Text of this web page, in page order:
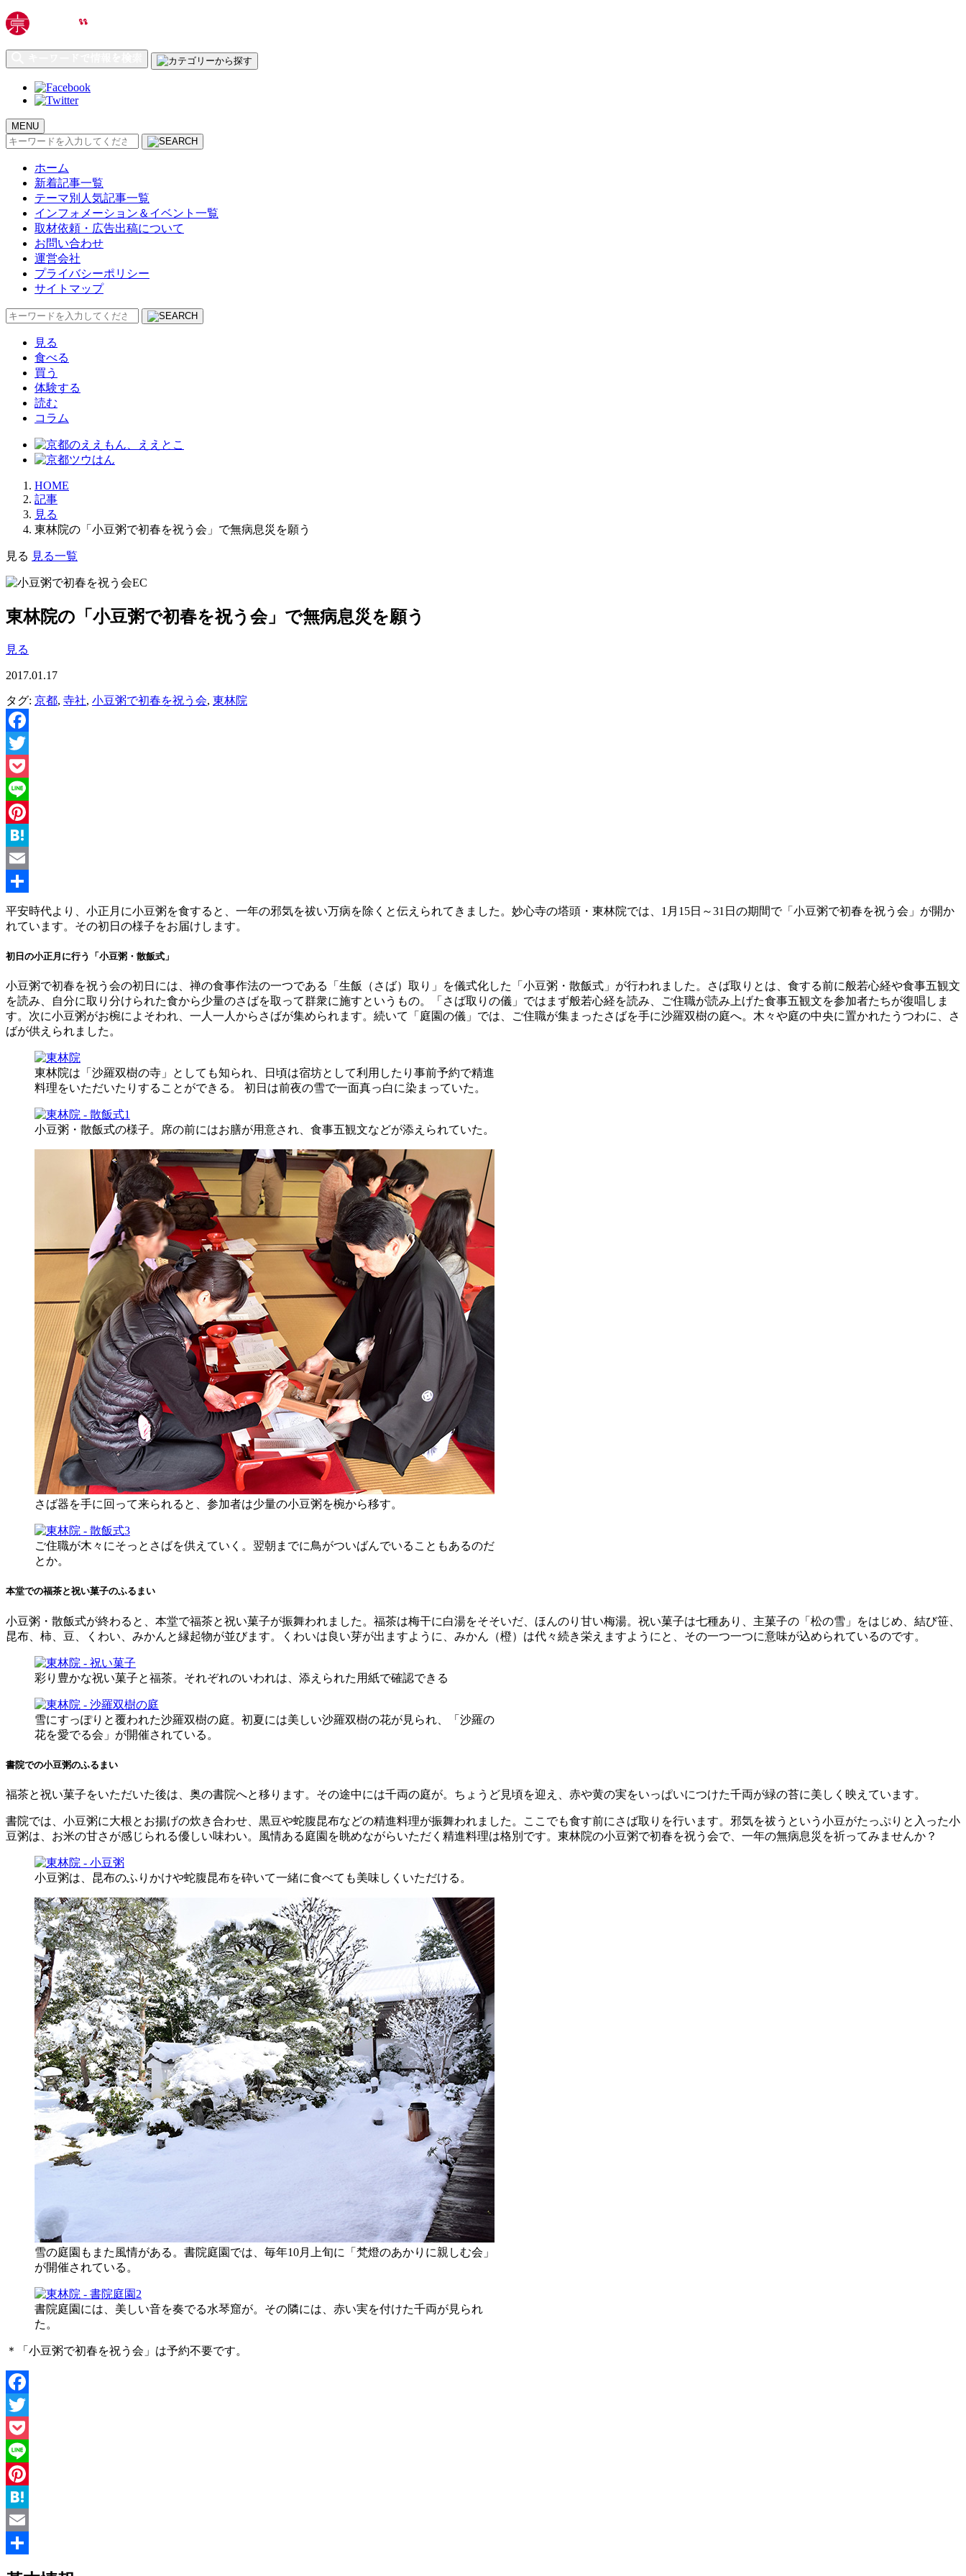
MENU
検
ホーム
新着記事一覧
テーマ別人気記事一覧
インフォメーション＆イベント一覧
取材依頼・広告出稿について
お問い合わせ
運営会社
プライバシーポリシー
サイトマップ
検
見る
食べる
買う
体験する
読む
コラム
HOME
記事
見る
東林院の「小豆粥で初春を祝う会」で無病息災を願う
見る 見る一覧
東林院の「小豆粥で初春を祝う会」で無病息災を願う
見る
2017.01.17
タグ: 京都, 寺社, 小豆粥で初春を祝う会, 東林院
Facebook
Twitter
Pocket
Line
Pinterest
Hatena
Email
共
有
平安時代より、小正月に小豆粥を食すると、一年の邪気を祓い万病を除くと伝えられてきました。妙心寺の塔頭・東林院では、1月15日～31日の期間で「小豆粥で初春を祝う会」が開か
れています。その初日の様子をお届けします。
初日の小正月に行う「小豆粥・散飯式」
小豆粥で初春を祝う会の初日には、禅の食事作法の一つである「生飯（さば）取り」を儀式化した「小豆粥・散飯式」が行われました。さば取りとは、食する前に般若心経や食事五観文
を読み、自分に取り分けられた食から少量のさばを取って群衆に施すというもの。「さば取りの儀」ではまず般若心経を読み、ご住職が読み上げた食事五観文を参加者たちが復唱しま
す。次に小豆粥がお椀によそわれ、一人一人からさばが集められます。続いて「庭園の儀」では、ご住職が集まったさばを手に沙羅双樹の庭へ。木々や庭の中央に置かれたうつわに、さ
ばが供えられました。
東林院は「沙羅双樹の寺」としても知られ、日頃は宿坊として利用したり事前予約で精進
料理をいただいたりすることができる。 初日は前夜の雪で一面真っ白に染まっていた。
小豆粥・散飯式の様子。席の前にはお膳が用意され、食事五観文などが添えられていた。
さば器を手に回って来られると、参加者は少量の小豆粥を椀から移す。
ご住職が木々にそっとさばを供えていく。翌朝までに鳥がついばんでいることもあるのだ
とか。
本堂での福茶と祝い菓子のふるまい
小豆粥・散飯式が終わると、本堂で福茶と祝い菓子が振舞われました。福茶は梅干に白湯をそそいだ、ほんのり甘い梅湯。祝い菓子は七種あり、主菓子の「松の雪」をはじめ、結び笹、
昆布、柿、豆、くわい、みかんと縁起物が並びます。くわいは良い芽が出ますように、みかん（橙）は代々続き栄えますようにと、その一つ一つに意味が込められているのです。
彩り豊かな祝い菓子と福茶。それぞれのいわれは、添えられた用紙で確認できる
雪にすっぽりと覆われた沙羅双樹の庭。初夏には美しい沙羅双樹の花が見られ、「沙羅の
花を愛でる会」が開催されている。
書院での小豆粥のふるまい
福茶と祝い菓子をいただいた後は、奥の書院へと移ります。その途中には千両の庭が。ちょうど見頃を迎え、赤や黄の実をいっぱいにつけた千両が緑の苔に美しく映えています。
書院では、小豆粥に大根とお揚げの炊き合わせ、黒豆や蛇腹昆布などの精進料理が振舞われました。ここでも食す前にさば取りを行います。邪気を祓うという小豆がたっぷりと入った小
豆粥は、お米の甘さが感じられる優しい味わい。風情ある庭園を眺めながらいただく精進料理は格別です。東林院の小豆粥で初春を祝う会で、一年の無病息災を祈ってみませんか？
小豆粥は、昆布のふりかけや蛇腹昆布を砕いて一緒に食べても美味しくいただける。
雪の庭園もまた風情がある。書院庭園では、毎年10月上旬に「梵燈のあかりに親しむ会」
が開催されている。
書院庭園には、美しい音を奏でる水琴窟が。その隣には、赤い実を付けた千両が見られ
た。
＊「小豆粥で初春を祝う会」は予約不要です。
Facebook
Twitter
Pocket
Line
Pinterest
Hatena
Email